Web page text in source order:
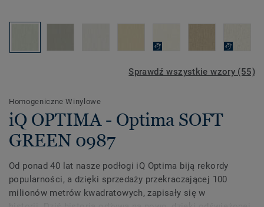
Sprawdź wszystkie wzory (55)
Homogeniczne Winylowe
iQ OPTIMA - Optima SOFT
GREEN 0987
Od ponad 40 lat nasze podłogi iQ Optima biją rekordy
popularności, a dzięki sprzedaży przekraczającej 100
milionów metrów kwadratowych, zapisały się w